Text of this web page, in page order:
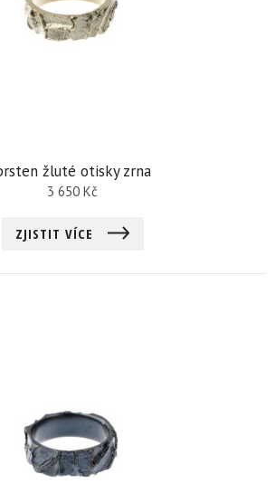
žluté otisky zrna
3 650 Kč
ZJISTIT VÍCE